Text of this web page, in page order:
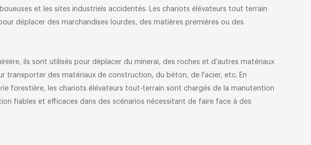
et les sites industriels accidentés. Les chariots élévateurs tout terrain
déplacer des marchandises lourdes, des matières premières ou des
ils sont utilisés pour déplacer du minerai, des roches et d’autres matériaux
transporter des matériaux de construction, du béton, de l'acier, etc. En
forestière, les chariots élévateurs tout-terrain sont chargés de la manutention
fiables et efficaces dans des scénarios nécessitant de faire face à des